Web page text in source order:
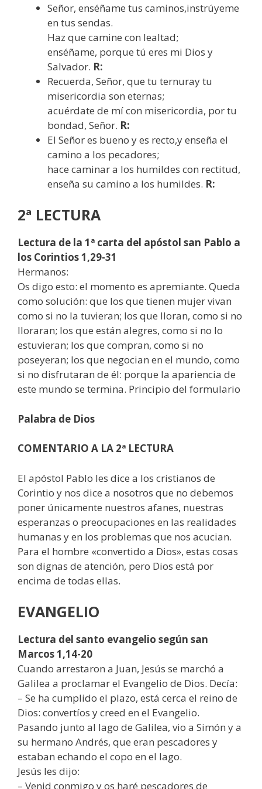
Señor, enséñame tus caminos,instrúyeme
en tus sendas.
Haz que camine con lealtad;
enséñame, porque tú eres mi Dios y
Salvador. R:
Recuerda, Señor, que tu ternuray tu
misericordia son eternas;
acuérdate de mí con misericordia, por tu
bondad, Señor. R:
El Señor es bueno y es recto,y enseña el
camino a los pecadores;
hace caminar a los humildes con rectitud,
enseña su camino a los humildes. R:
2ª LECTURA
Lectura de la 1ª carta del apóstol san Pablo a
los Corintios 1,29-31
Hermanos:
Os digo esto: el momento es apremiante. Queda
como solución: que los que tienen mujer vivan
como si no la tuvieran; los que lloran, como si no
lloraran; los que están alegres, como si no lo
estuvieran; los que compran, como si no
poseyeran; los que negocian en el mundo, como
si no disfrutaran de él: porque la apariencia de
este mundo se termina. Principio del formulario
Palabra de Dios
COMENTARIO A LA 2ª LECTURA
El apóstol Pablo les dice a los cristianos de
Corintio y nos dice a nosotros que no debemos
poner únicamente nuestros afanes, nuestras
esperanzas o preocupaciones en las realidades
humanas y en los problemas que nos acucian.
Para el hombre «convertido a Dios», estas cosas
son dignas de atención, pero Dios está por
encima de todas ellas.
EVANGELIO
Lectura del santo evangelio según san
Marcos 1,14-20
Cuando arrestaron a Juan, Jesús se marchó a
Galilea a proclamar el Evangelio de Dios. Decía:
– Se ha cumplido el plazo, está cerca el reino de
Dios: convertíos y creed en el Evangelio.
Pasando junto al lago de Galilea, vio a Simón y a
su hermano Andrés, que eran pescadores y
estaban echando el copo en el lago.
Jesús les dijo:
– Venid conmigo y os haré pescadores de